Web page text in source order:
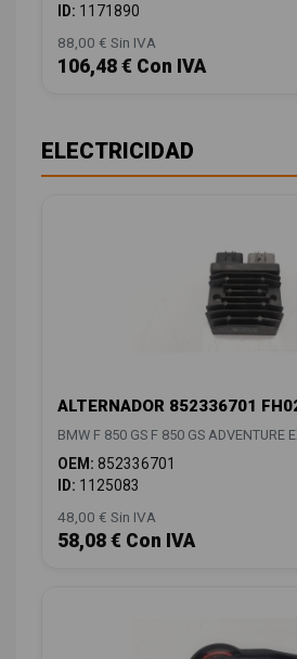
ID: 1171890
88,00 € Sin IVA
106,48 € Con IVA
ELECTRICIDAD
ALTERNADOR 852336701
BMW F 850 GS F 850 GS ADVENTURE
OEM: 852336701
ID: 1125083
48,00 € Sin IVA
58,08 € Con IVA